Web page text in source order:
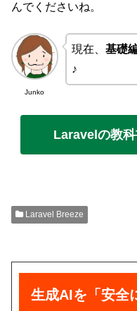
んでくださいね。
Junko
現在、 基礎
♪
Laravelの教
Laravel Breeze
生成AIを「安全